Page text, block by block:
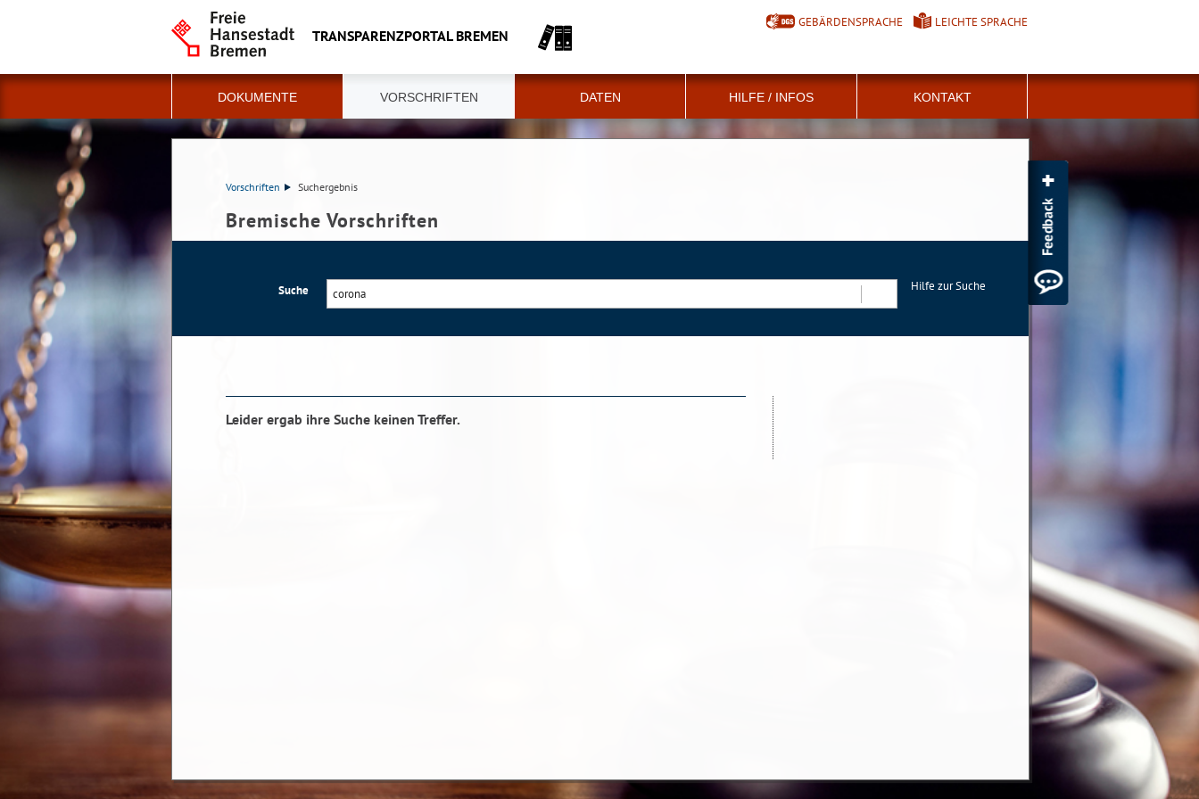
TRANSPARENZPORTAL BREMEN
GEBÄRDENSPRACHE LEICHTE SPRACHE
DOKUMENTE VORSCHRIFTEN DATEN HILFE / INFOS KONTAKT
Vorschriften Suchergebnis
Bremische Vorschriften
Suche
Hilfe zur Suche
Leider ergab ihre Suche keinen Treffer.